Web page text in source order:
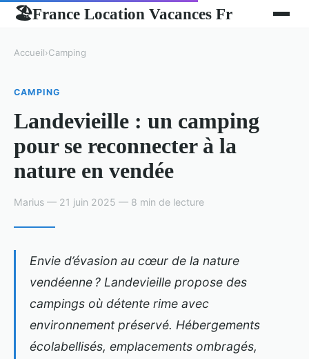
🏖France Location Vacances Fr
Accueil›Camping
CAMPING
Landevieille : un camping
pour se reconnecter à la
nature en vendée
Marius — 21 juin 2025 — 8 min de lecture
Envie d’évasion au cœur de la nature
vendéenne ? Landevieille propose des
campings où détente rime avec
environnement préservé. Hébergements
écolabellisés, emplacements ombragés,